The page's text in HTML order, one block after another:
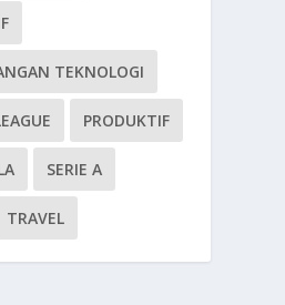
TEKNOLOGI
PRODUKTIF
SERIE A
TRAVEL